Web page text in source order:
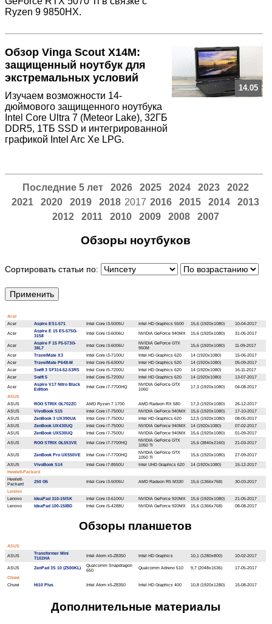
Ryzen 9 9850HX.
Обзор Vinga Scout X14M:
защищенный ноутбук для
экстремальных условий
Изучаем возможности 14-
дюймового защищенного ноутбука
Intel Core Ultra 7 (Meteor Lake), 32ГБ
DDR5, 1ТБ SSD и интегрированной
графикой Intel Arc Xe LPG.
14.05
Последние 5 лет 2026 2025 2024 2023
2022
2021
2020 2019 2018 2017 2016 2015 2014
2013
2012
2011 2010 2009 2008 2007
Обзоры ноутбуков
Сортировать статьи по:
Acer
Acer
Aspire ES1-571 Intel Core i3-5005U Intel HD Graphics 5500 15,6 (1920x1080)
10-04-2017
Acer
Aspire E 15 E5-575G-
3158
Intel Core i3-6006U NVIDIA GeForce 940MX 15,6 (1920x1080) 31-05-2017
Acer
Aspire F 15 F5-573G-
38L7
Intel Core i3-6006U
NVIDIA GeForce GTX
950M
15,6 (1920x1080)
11-09-2017
Acer
TravelMate X3 Intel Core i3-7100U Intel HD Graphics 620 14 (1920x1080)
15-06-2017
Acer
TravelMate P648-M Intel Core i5-6300U Intel HD Graphics 520 14 (1920x1080)
05-09-2017
Acer
Swift 3 SF314-52-53RS Intel Core i5-7200U Intel HD Graphics 620 14 (1920x1080)
16-11-2017
Acer
Swift 5 Intel Core i5-7200U Intel HD Graphics 620 14 (1920x1080)
13-07-2017
Acer
Aspire V17 Nitro Black
Edition
Intel Core i7-7700HQ
NVIDIA GeForce GTX
1060
17,3 (1920x1080)
04-08-2017
ASUS
ASUS
ROG STRIX GL702ZC AMD Ryzen 7 1700 AMD Radeon RX 580 17,3 (1920x1080)
26-12-2017
ASUS
VivoBook S15 Intel Core i7-7500U NVIDIA GeForce 940MX 15,6 (1920x1080)
17-10-2017
ASUS
ZenBook 3 UX390UA Intel Core i7-7500U Intel HD Graphics 620 12,5 (1920x1080)
08-05-2017
ASUS
ZenBook UX430UQ Intel Core i7-7500U NVIDIA GeForce 940MX 14 (1920x1080)
07-02-2017
ASUS
ZenBook UX530UQ Intel Core i7-7500U NVIDIA GeForce 940MX 15,6 (1920x1080)
01-09-2017
ASUS
ROG STRIX GL553VE Intel Core i7-7700HQ
NVIDIA GeForce GTX
1050 Ti
15,6 (3840x2160) 21-03-2017
ASUS ZenBook Pro UX550VE Intel Core i7-7700HQ
NVIDIA GeForce GTX
1050 Ti
15,6 (1920x1080)
27-09-2017
ASUS
VivoBook S14 Intel Core i7-8550U Intel UHD Graphics 620 14 (1920x1080)
15-12-2017
Hewlett-Packard
Hewlett-
Packard
250 G5 Intel Core i3-5005U AMD Radeon R5 M330 15,6 (1366x768)
30-03-2017
Lenovo
Lenovo
IdeaPad 310-15ISK Intel Core i3-6100U NVIDIA GeForce 920MX 15,6 (1920x1080)
21-05-2017
Lenovo
IdeaPad 100-15IBD Intel Core i5-4288U NVIDIA GeForce 920MX 15,6 (1366x768) 08-08-2017
Обзоры планшетов
ASUS
ASUS
Transformer Mini
T102HA
Intel Atom x5-Z8350 Intel HD Graphics 10,1 (1280x800) 10-02-2017
ASUS ZenPad 3S 10 (Z500KL)
Qualcomm Snapdragon
650
Qualcomm Adreno 510 9,7 (2048x1536)
17-05-2017
Chuwi
Chuwi
Hi10 Plus Intel Atom x5-Z8350 Intel HD Graphics 400 10,8 (1920x1280) 15-08-2017
Дополнительные материалы